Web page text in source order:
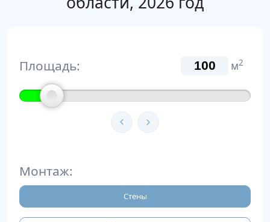
Площадь: м2
Монтаж:
Стены